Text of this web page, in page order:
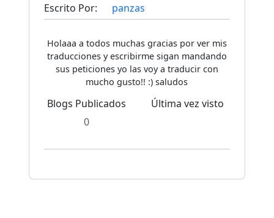
Escrito Por: panzas
Holaaa a todos muchas gracias por ver mis
traducciones y escribirme sigan mandando
sus peticiones yo las voy a traducir con
mucho gusto!! :) saludos
Blogs Publicados
0
Última vez visto